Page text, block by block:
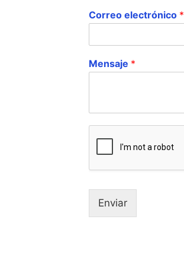
Correo electrónico *
Mensaje *
Enviar